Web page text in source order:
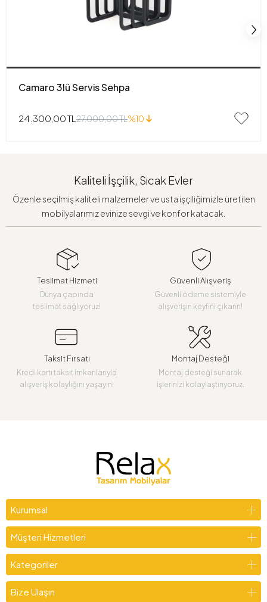
Camaro 3lü Servis Sehpa
24.300,00 TL 27.000,00 TL%10
Kaliteli İşçilik, Sıcak Evler
Özenle seçilmiş kaliteli malzemeler ve usta işçiliğimizle üretilen
mobilyalarımız evinize sevgi ve konfor katacak.
Teslimat Hizmeti
Dünya çapında
teslimat sağlıyoruz!
Güvenli Alışveriş
Güvenli ödeme sistemiyle
alışverişin keyfini çıkarın!
Taksit Fırsatı
Kredi kartı taksit imkanlarıyla
alışveriş kolaylığını yaşayın!
Montaj Desteği
Montaj desteği sunarak
işlerinizi kolaylaştırıyoruz.
Kurumsal
Müşteri Hizmetleri
Kategoriler
Bize Ulaşın